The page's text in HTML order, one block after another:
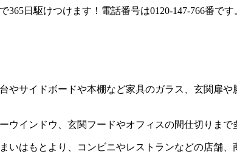
サイドボードや本棚など家具のガラス、玄関扉
インドウ、玄関フードやオフィスの間仕切りまで
はもとより、コンビニやレストランなどの店舗